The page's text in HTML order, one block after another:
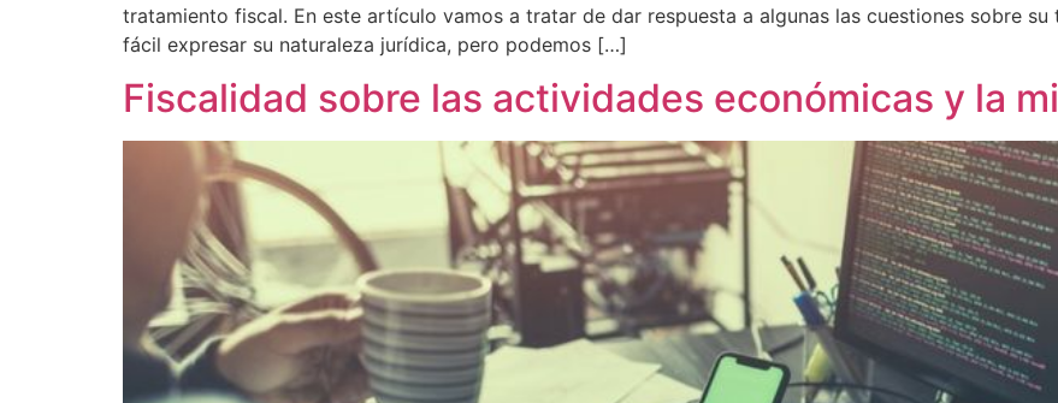
tratamiento fiscal. En este artículo vamos a tratar de dar respuesta a algunas las cuestiones sobre su
fácil expresar su naturaleza jurídica, pero podemos […]
Fiscalidad sobre las actividades económicas y la